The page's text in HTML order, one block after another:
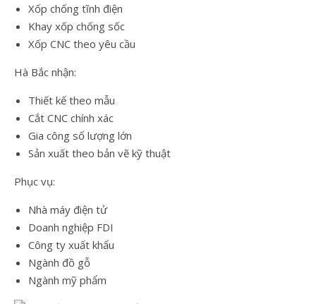
Xốp chống tĩnh điện
Khay xốp chống sốc
Xốp CNC theo yêu cầu
Hà Bắc nhận:
Thiết kế theo mẫu
Cắt CNC chính xác
Gia công số lượng lớn
Sản xuất theo bản vẽ kỹ thuật
Phục vụ:
Nhà máy điện tử
Doanh nghiệp FDI
Công ty xuất khẩu
Ngành đồ gỗ
Ngành mỹ phẩm